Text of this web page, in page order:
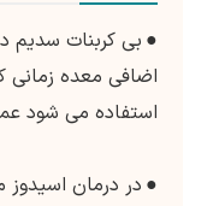
● بی کربنات سدیم
اضافی معده زمانی
استفاده می شود
●